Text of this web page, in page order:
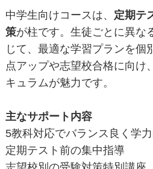
中学生向けコースは、 定期テ
策が柱です。生徒ごとに異な
じて、最適な学習プランを個
点アップや志望校合格に向け
キュラムが魅力です。
主なサポート内容
5教科対応でバランス良く学
定期テスト前の集中指導